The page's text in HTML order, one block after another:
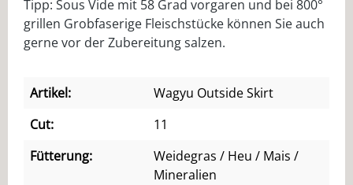
Tipp: Sous Vide mit 58 Grad vorgaren und bei 800°
grillen Grobfaserige Fleischstücke können Sie auch
gerne vor der Zubereitung salzen.
Artikel:
Wagyu Outside Skirt
Cut:
11
Fütterung:
Weidegras / Heu / Mais /
Mineralien